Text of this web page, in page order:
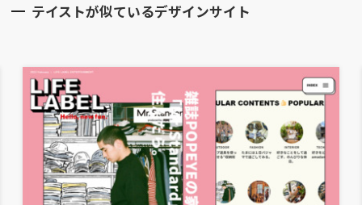
テイストが似ているデザインサイト